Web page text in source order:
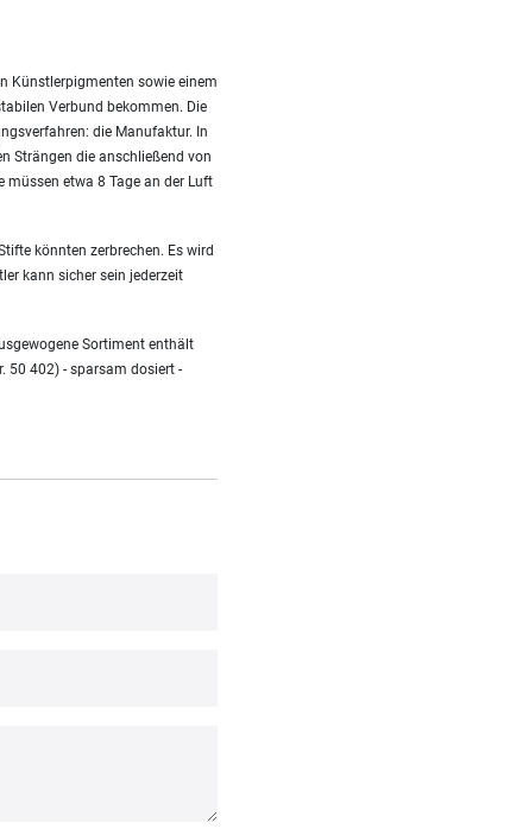
Künstlerpigmenten sowie einem
Verbund bekommen. Die
die Manufaktur. In
Strängen die anschließend von
etwa 8 Tage an der Luft
könnten zerbrechen. Es wird
kann sicher sein jederzeit
Sortiment enthält
50 402) - sparsam dosiert -